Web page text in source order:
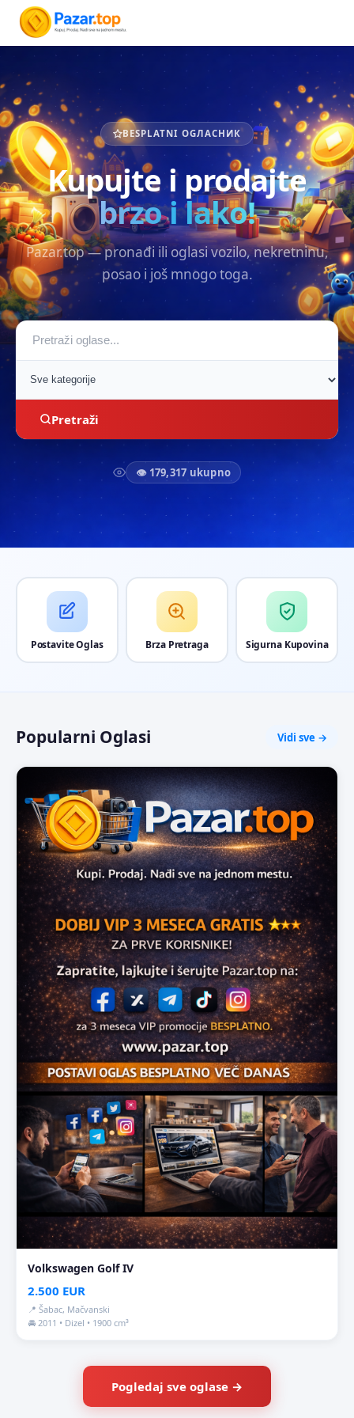
BESPLATNI OGЛАСНИК
Kupujte i prodajte
brzo i lako!
Pazar.top — pronađi ili oglasi vozilo, nekretninu,
posao i još mnogo toga.
Pretraži
👁 179,317 ukupno
Postavite Oglas Brza Pretraga Sigurna Kupovina
Popularni Oglasi Vidi sve →
Volkswagen Golf IV
2.500 EUR
📍 Šabac, Mačvanski
🚘 2011 • Dizel • 1900 cm³
Pogledaj sve oglase →